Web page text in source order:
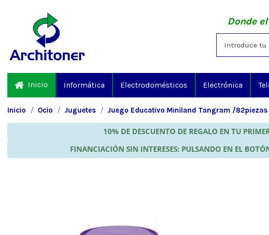
Donde
Inicio Informática Electrodomésticos Electrónica
Inicio Ocio Juguetes Juego Educativo Miniland Tangram /82piezas
10% DE DESCUENTO DE REGALO EN TU
FINANCIACIÓN SIN INTERESES: PULSANDO EN EL